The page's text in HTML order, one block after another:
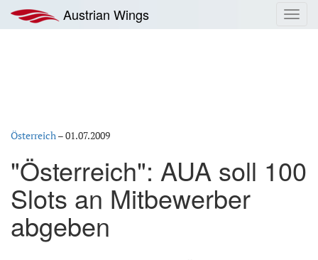
Inhalt
springen
Austrian Wings
Österreich–01.07.2009
"Österreich": AUA soll 100
Slots an Mitbewerber
abgeben